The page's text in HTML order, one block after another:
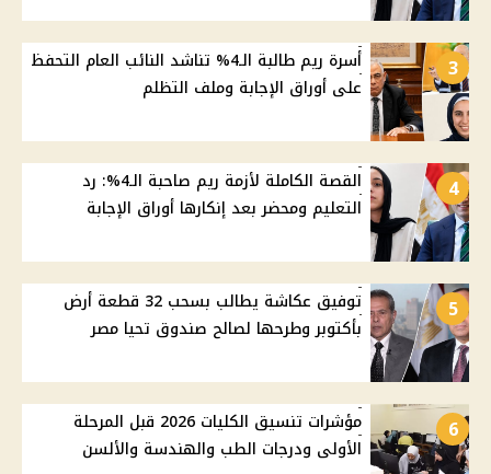
3
أسرة ريم طالبة الـ4% تناشد النائب العام التحفظ
على أوراق الإجابة وملف التظلم
4
القصة الكاملة لأزمة ريم صاحبة الـ4%: رد
التعليم ومحضر بعد إنكارها أوراق الإجابة
5
توفيق عكاشة يطالب بسحب 32 قطعة أرض
بأكتوبر وطرحها لصالح صندوق تحيا مصر
6
مؤشرات تنسيق الكليات 2026 قبل المرحلة
الأولى ودرجات الطب والهندسة والألسن